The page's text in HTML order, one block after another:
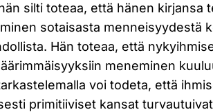
silti toteaa, että hänen kirjansa
sotaisasta menneisyydestä
Hän toteaa, että
meneminen
voi todeta, että
primitiiviset kansat